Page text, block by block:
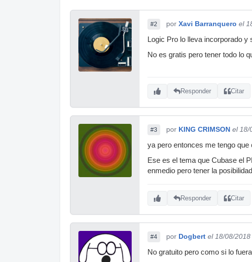
#2 por Xavi Barranquero el
Logic Pro lo lleva incorporado y
No es gratis pero tener todo lo
Responder Citar
#3 por KING CRIMSON el 18/
ya pero entonces me tengo
Ese es el tema que Cubase el
enmedio pero tener la
Responder Citar
#4 por Dogbert el 18/08/2018
No gratuito pero como si lo